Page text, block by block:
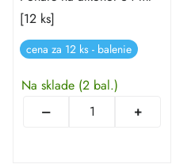
[12 ks]
cena za 12 ks - balenie
Na sklade (2 bal.)